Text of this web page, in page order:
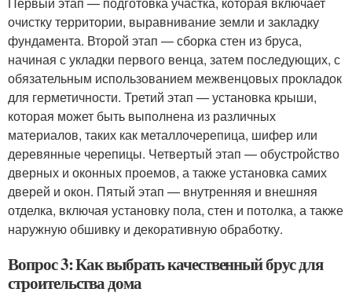
очистку территории, выравнивание земли и закладку
фундамента. Второй этап — сборка стен из бруса,
начиная с укладки первого венца, затем последующих, с
обязательным использованием межвенцовых прокладок
для герметичности. Третий этап — установка крыши,
которая может быть выполнена из различных
материалов, таких как металлочерепица, шифер или
деревянные черепицы. Четвертый этап — обустройство
дверных и оконных проемов, а также установка самих
дверей и окон. Пятый этап — внутренняя и внешняя
отделка, включая установку пола, стен и потолка, а также
наружную обшивку и декоративную обработку.
Вопрос 3: Как выбрать качественный брус для
строительства дома